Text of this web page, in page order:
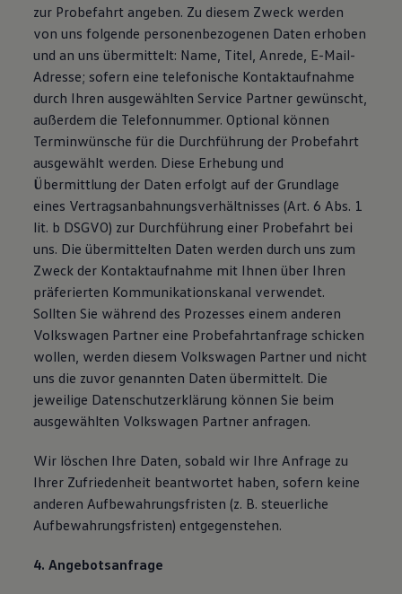
zur Probefahrt angeben. Zu diesem Zweck werden
von uns folgende personenbezogenen Daten erhoben
und an uns übermittelt: Name, Titel, Anrede, E-Mail-
Adresse; sofern eine telefonische Kontaktaufnahme
durch Ihren ausgewählten Service Partner gewünscht,
außerdem die Telefonnummer. Optional können
Terminwünsche für die Durchführung der Probefahrt
ausgewählt werden. Diese Erhebung und
Übermittlung der Daten erfolgt auf der Grundlage
eines Vertragsanbahnungsverhältnisses (Art. 6 Abs. 1
lit. b DSGVO) zur Durchführung einer Probefahrt bei
uns. Die übermittelten Daten werden durch uns zum
Zweck der Kontaktaufnahme mit Ihnen über Ihren
präferierten Kommunikationskanal verwendet.
Sollten Sie während des Prozesses einem anderen
Volkswagen Partner eine Probefahrtanfrage schicken
wollen, werden diesem Volkswagen Partner und nicht
uns die zuvor genannten Daten übermittelt. Die
jeweilige Datenschutzerklärung können Sie beim
ausgewählten Volkswagen Partner anfragen.
Wir löschen Ihre Daten, sobald wir Ihre Anfrage zu
Ihrer Zufriedenheit beantwortet haben, sofern keine
anderen Aufbewahrungsfristen (z. B. steuerliche
Aufbewahrungsfristen) entgegenstehen.
4. Angebotsanfrage